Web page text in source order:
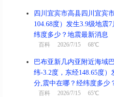
宜
结婚
安床
冲 龙 煞
四川宜宾市高县四川宜宾
104.68度）发生3.9级地震
纬度多少？地震最新消息
百科 2026/7/15 68℃
巴布亚新几内亚附近海域
纬-3.2度，东经148.65度）
分,震中在哪？经纬度多少
百科 2026/7/15 65℃